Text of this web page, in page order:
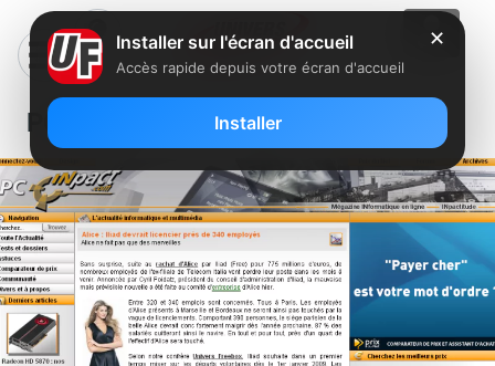
PC INpact
✕
Installer sur l'écran d'accueil
Accès rapide depuis votre écran d'accueil
Installer